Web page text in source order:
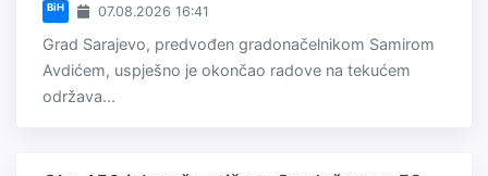
BiH 07.08.2026 16:41
Grad Sarajevo, predvođen gradonačelnikom Samirom
Avdićem, uspješno je okončao radove na tekućem
održava...